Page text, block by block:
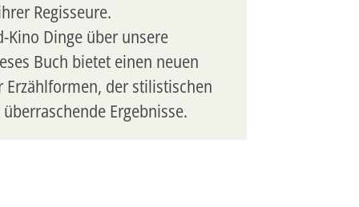
Regisseure.
Kino Dinge über unsere
Buch bietet einen neuen
Erzählformen, der stilistischen
Ergebnisse.